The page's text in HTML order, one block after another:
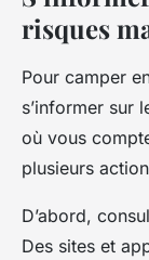
risques
Pour camper
s’informer sur
où vous
plusieurs
D’abord,
Des sites et